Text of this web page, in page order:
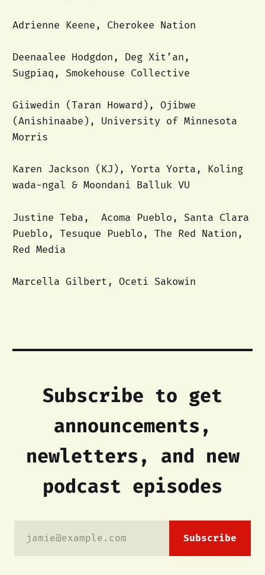
Adrienne Keene, Cherokee Nation
Deenaalee Hodgdon, Deg Xit’an,
Sugpiaq, Smokehouse Collective
Giiwedin (Taran Howard), Ojibwe
(Anishinaabe), University of Minnesota
Morris
Karen Jackson (KJ), Yorta Yorta, Koling
wada-ngal & Moondani Balluk VU
Justine Teba, Acoma Pueblo, Santa Clara
Pueblo, Tesuque Pueblo, The Red Nation,
Red Media
Marcella Gilbert, Oceti Sakowin
Subscribe to get
announcements,
newletters, and new
podcast episodes
jamie@example.com Subscribe